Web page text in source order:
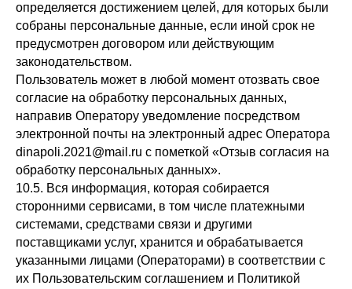
определяется достижением целей, для которых были
собраны персональные данные, если иной срок не
предусмотрен договором или действующим
законодательством.
Пользователь может в любой момент отозвать свое
согласие на обработку персональных данных,
направив Оператору уведомление посредством
электронной почты на электронный адрес Оператора
dinapoli.2021@mail.ru с пометкой «Отзыв согласия на
обработку персональных данных».
10.5. Вся информация, которая собирается
сторонними сервисами, в том числе платежными
системами, средствами связи и другими
поставщиками услуг, хранится и обрабатывается
указанными лицами (Операторами) в соответствии с
их Пользовательским соглашением и Политикой